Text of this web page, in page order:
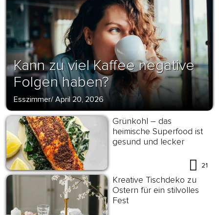
Kann zu viel Kaffee negative
Folgen haben?
Esszimmer/ April 20, 2026
Grünkohl – das
heimische Superfood ist
gesund und lecker
21
Kreative Tischdeko zu
Ostern für ein stilvolles
Fest